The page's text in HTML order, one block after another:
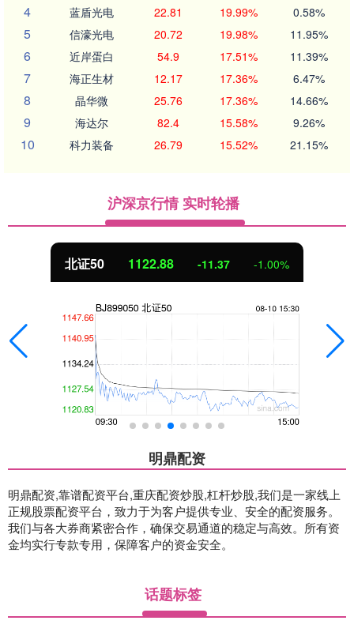
4 蓝盾光电 22.81 19.99% 0.58%
5 信濠光电 20.72 19.98% 11.95%
6 近岸蛋白 54.9 17.51% 11.39%
7 海正生材 12.17 17.36% 6.47%
8 晶华微 25.76 17.36% 14.66%
9 海达尔 82.4 15.58% 9.26%
10 科力装备 26.79 15.52% 21.15%
沪深京行情 实时轮播
北证50 1122.88 -11.37 -1.00%
明鼎配资
明鼎配资,靠谱配资平台,重庆配资炒股,杠杆炒股,我们是一家线上
正规股票配资平台，致力于为客户提供专业、安全的配资服务。
我们与各大券商紧密合作，确保交易通道的稳定与高效。所有资
金均实行专款专用，保障客户的资金安全。
话题标签